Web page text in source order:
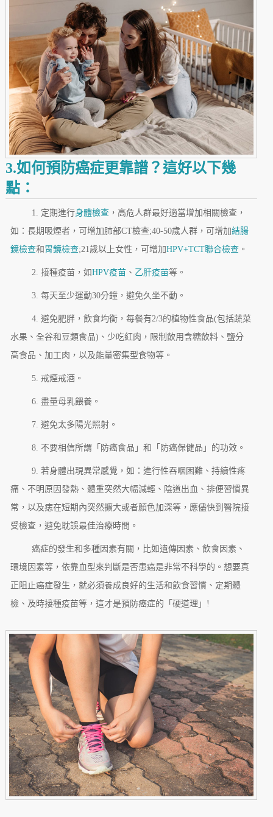
3.如何預防癌症更靠譜？這好以下幾
點：
1. 定期進行身體檢查，高危人群最好適當增加相關檢查，
如：長期吸煙者，可增加肺部CT檢查;40-50歲人群，可增加結腸
鏡檢查和 胃鏡檢查;21歲以上女性，可增加HPV+TCT聯合檢查。
2. 接種疫苗，如HPV疫苗、 乙肝疫苗等。
3. 每天至少運動30分鐘，避免久坐不動。
4. 避免肥胖，飲食均衡，每餐有2/3的植物性食品(包括蔬菜
水果、全谷和豆類食品)、少吃紅肉，限制飲用含糖飲料、鹽分
高食品、加工肉，以及能量密集型食物等。
5. 戒煙戒酒。
6. 盡量母乳餵養。
7. 避免太多陽光照射。
8. 不要相信所謂「防癌食品」和「防癌保健品」的功效。
9. 若身體出現異常感覺，如：進行性吞咽困難、持續性疼
痛、不明原因發熱、體重突然大幅減輕、陰道出血、排便習慣異
常，以及痣在短期內突然擴大或者顏色加深等，應儘快到醫院接
受檢查，避免耽誤最佳治療時間。
癌症的發生和多種因素有關，比如遺傳因素、飲食因素、
環境因素等，依靠血型來判斷是否患癌是非常不科學的。想要真
正阻止癌症發生，就必須養成良好的生活和飲食習慣、定期體
檢、及時接種疫苗等，這才是預防癌症的「硬道理」!